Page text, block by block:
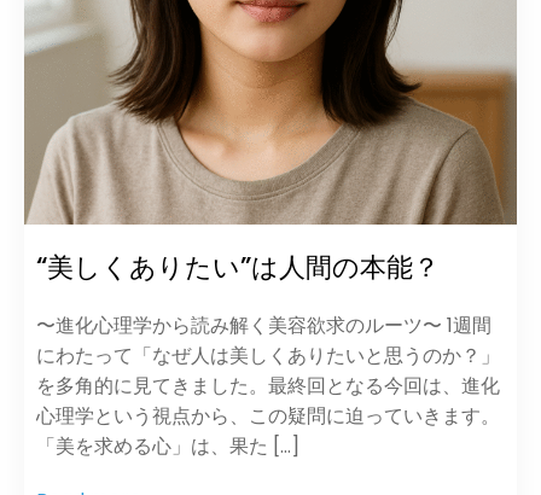
“美しくありたい”は人間の本能？
〜進化心理学から読み解く美容欲求のルーツ〜 1週間
にわたって「なぜ人は美しくありたいと思うのか？」
を多角的に見てきました。最終回となる今回は、進化
心理学という視点から、この疑問に迫っていきます。
「美を求める心」は、果た […]